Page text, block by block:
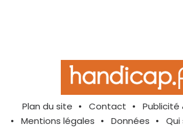
Plan du site Contact
Publicité
Mentions légales
Données